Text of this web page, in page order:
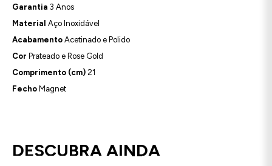
Garantia 3 Anos
Material Aço Inoxidável
Acabamento Acetinado e Polido
Cor Prateado e Rose Gold
Comprimento (cm) 21
Fecho Magnet
DESCUBRA AINDA